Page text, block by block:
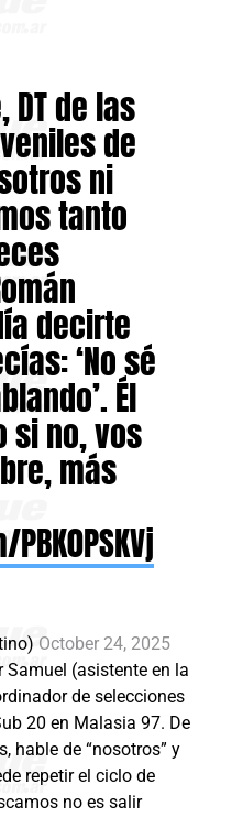
DT de las
de
ni
tanto
decirte
‘No sé
Él
si no, vos
más
October 24, 2025
Samuel (asistente en la
de selecciones
20 en Malasia 97. De
hable de “nosotros” y
repetir el ciclo de
no es salir